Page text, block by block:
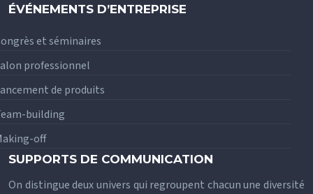
ÉVÉNEMENTS D’ENTREPRISE
et séminaires
professionnel
de produits
building
off
SUPPORTS DE COMMUNICATION
On distingue deux univers qui regroupent chacun une diversité